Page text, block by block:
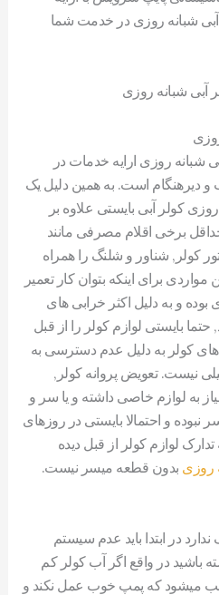
شبانه روزی در خدمت شما
شبانه روزی ارایه خدمات در
دیرهنگام است. به همین دلیل یک
کولر آبی بایستی علاوه بر
برخی اقلام مصرفی مانند
کولر, شناور و شلنگ را همراه
برای اینکه بتوان کار تعمیر
بوده و به دلیل اکثر خرابی های
بایستی لوازم کولر را از قبل
های کولر به دلیل عدم دسترسی به
نیست. تعویض پروانه کولر,
به لوازم خاصی داشته و یا سر و
و احتمالا بایستی در روزهای
لوازم کولر از قبل دیده
روزی بدون قطعه میسر نیست.
در ابتدا باید عدم سیستم
باشید در واقع اگر آب کولر کم
میشود که پمپ خوب عمل نکند و